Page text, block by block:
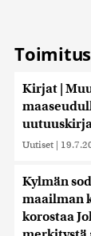
Kirjat |
Uutiset |
Kylmän
maailman
korostaa